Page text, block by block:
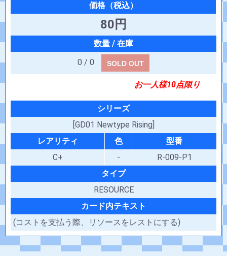
80円
0 / 0 SOLD OUT
お一人様10点限り
シリーズ
[GD01 Newtype Rising]
レアリティ
色
型番
C+
-
R-009-P1
タイプ
RESOURCE
カード内テキスト
(コストを支払う際、リソースをレストにする)